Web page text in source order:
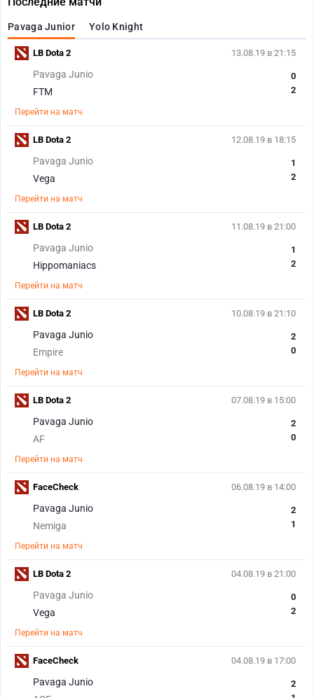
Pavaga Junior Yolo Knight
13.08.19 в 21:15
Pavaga Junio
FTM
0
2
Перейти на матч
LB Dota 2
12.08.19 в 18:15
Pavaga Junio
Vega
1
2
Перейти на матч
LB Dota 2
11.08.19 в 21:00
Pavaga Junio
Hippomaniacs
1
2
Перейти на матч
LB Dota 2
10.08.19 в 21:10
Pavaga Junio
Empire
2
0
Перейти на матч
LB Dota 2
07.08.19 в 15:00
Pavaga Junio
AF
2
0
Перейти на матч
LB Dota 2
06.08.19 в 14:00
Pavaga Junio
Nemiga
2
1
Перейти на матч
FaceCheck
04.08.19 в 21:00
Pavaga Junio
Vega
0
2
Перейти на матч
LB Dota 2
04.08.19 в 17:00
Pavaga Junio
2
FaceCheck